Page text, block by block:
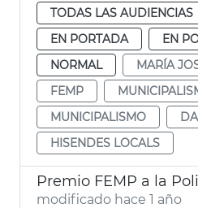
TODAS LAS AUDIENCIAS
EN PORTADA
EN
NORMAL
MARÍA
FEMP
MUNICIPALISMO
HISENDES LOCALS
modificado hace 1 año